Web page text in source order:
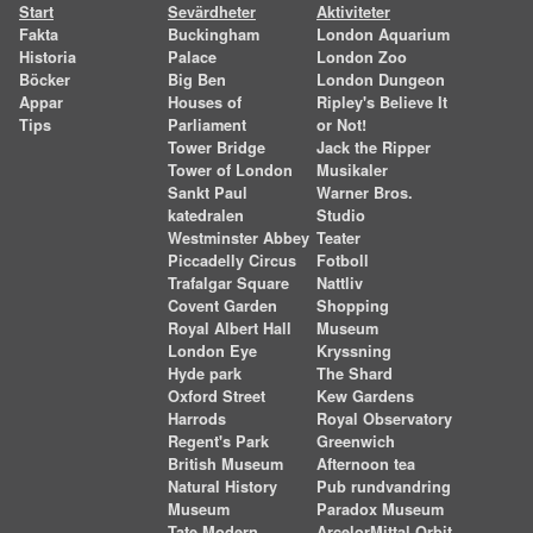
Start
Fakta
Historia
Böcker
Appar
Tips
Sevärdheter
Buckingham
Palace
Big Ben
Houses of
Parliament
Tower Bridge
Tower of London
Sankt Paul
katedralen
Westminster Abbey
Piccadelly Circus
Trafalgar Square
Covent Garden
Royal Albert Hall
London Eye
Hyde park
Oxford Street
Harrods
Regent's Park
British Museum
Natural History
Museum
Aktiviteter
London Aquarium
London Zoo
London Dungeon
Ripley's Believe It
or Not!
Jack the Ripper
Musikaler
Warner Bros.
Studio
Teater
Fotboll
Nattliv
Shopping
Museum
Kryssning
The Shard
Kew Gardens
Royal Observatory
Greenwich
Afternoon tea
Pub rundvandring
Paradox Museum